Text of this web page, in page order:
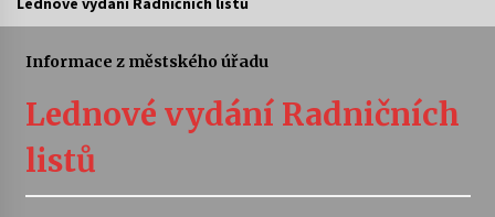
Sukuba Ensemble
Vernisáž výstavy Josefíny Duškové: Stávám se
Informace z městského úřadu
Lednové vydání Radničních
listů